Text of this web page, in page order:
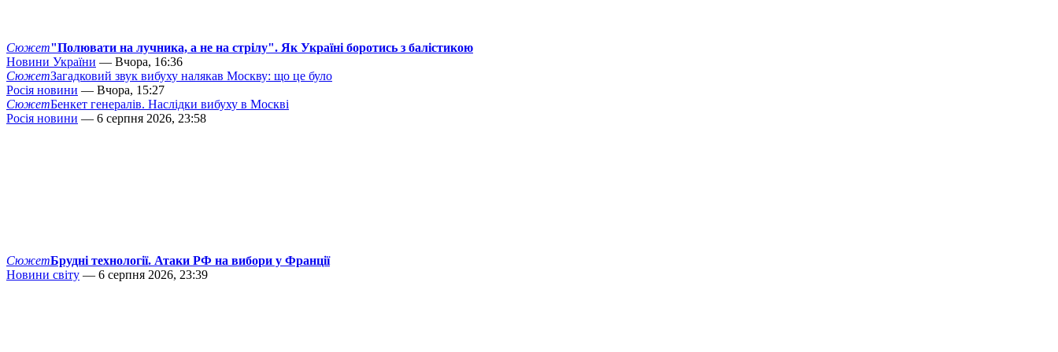
Сюжет"Полювати на лучника, а не на стрілу". Як Україні боротись з балістикою
Новини України — Вчора, 16:36
СюжетЗагадковий звук вибуху налякав Москву: що це було
Росія новини — Вчора, 15:27
СюжетБенкет генералів. Наслідки вибуху в Москві
Росія новини — 6 серпня 2026, 23:58
СюжетБрудні технології. Атаки РФ на вибори у Франції
Новини світу — 6 серпня 2026, 23:39